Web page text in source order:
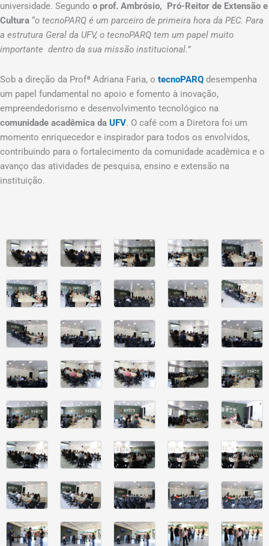
universidade. Segundo o prof. Ambrósio, Pró-Reitor de Extensão e
Cultura “o tecnoPARQ é um parceiro de primeira hora da PEC. Para
a estrutura Geral da UFV, o tecnoPARQ tem um papel muito
importante dentro da sua missão institucional.”
Sob a direção da Profª Adriana Faria, o tecnoPARQ desempenha
um papel fundamental no apoio e fomento à inovação,
empreendedorismo e desenvolvimento tecnológico na
comunidade acadêmica da UFV. O café com a Diretora foi um
momento enriquecedor e inspirador para todos os envolvidos,
contribuindo para o fortalecimento da comunidade acadêmica e o
avanço das atividades de pesquisa, ensino e extensão na
instituição.